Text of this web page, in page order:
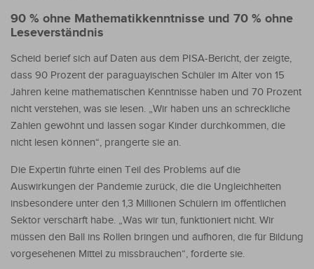
90 % ohne Mathematikkenntnisse und 70 % ohne
Leseverständnis
Scheid berief sich auf Daten aus dem PISA-Bericht, der zeigte,
dass 90 Prozent der paraguayischen Schüler im Alter von 15
Jahren keine mathematischen Kenntnisse haben und 70 Prozent
nicht verstehen, was sie lesen. „Wir haben uns an schreckliche
Zahlen gewöhnt und lassen sogar Kinder durchkommen, die
nicht lesen können“, prangerte sie an.
Die Expertin führte einen Teil des Problems auf die
Auswirkungen der Pandemie zurück, die die Ungleichheiten
insbesondere unter den 1,3 Millionen Schülern im öffentlichen
Sektor verschärft habe. „Was wir tun, funktioniert nicht. Wir
müssen den Ball ins Rollen bringen und aufhören, die für Bildung
vorgesehenen Mittel zu missbrauchen“, forderte sie.